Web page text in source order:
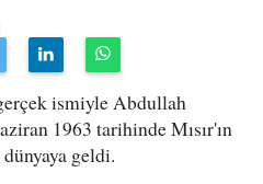
ismiyle Abdullah
1963 tarihinde Mısır'ın
geldi.